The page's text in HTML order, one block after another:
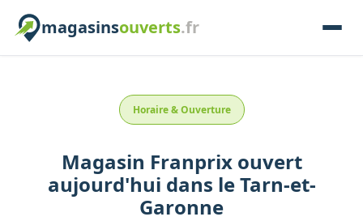
magasinsouverts.fr
Horaire & Ouverture
Magasin Franprixouvert
aujourd'hui dans leTarn-et-
Garonne